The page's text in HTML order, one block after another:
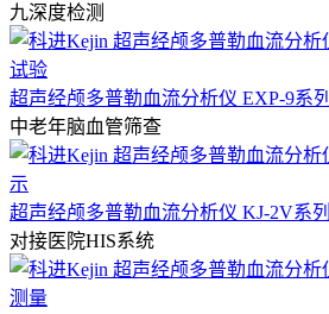
九深度检测
超声经颅多普勒血流分析仪 EXP-9系列
中老年脑血管筛查
超声经颅多普勒血流分析仪 KJ-2V系列
对接医院HIS系统